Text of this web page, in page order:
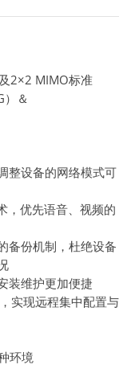
2×2 MIMO标准
）＆
整设备的网络模式可
，优先语音、视频的
备份机制，杜绝设备
装维护更加便捷
实现远程集中配置与
环境